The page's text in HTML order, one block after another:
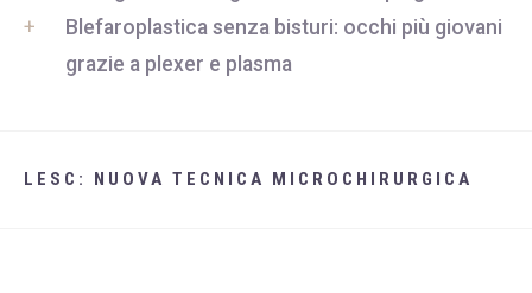
Blefaroplastica senza bisturi: occhi più giovani
grazie a plexer e plasma
LESC: NUOVA TECNICA MICROCHIRURGICA